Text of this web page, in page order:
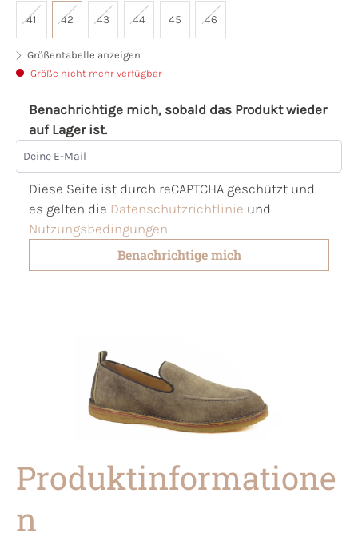
41 42 43 44 45 46
Größentabelle anzeigen
Größe nicht mehr verfügbar
Benachrichtige mich, sobald das Produkt wieder
auf Lager ist.
Deine E-Mail
Diese Seite ist durch reCAPTCHA geschützt und
es gelten die Datenschutzrichtlinie und
Nutzungsbedingungen.
Benachrichtige mich
Produktinformatione
n